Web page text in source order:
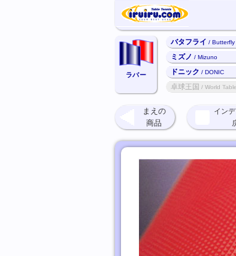
ラバー
バタフライ/ Butterfly
ミズノ/ Mizuno
ドニック/ DONIC
卓球王国/ World
まえの
商品
イン